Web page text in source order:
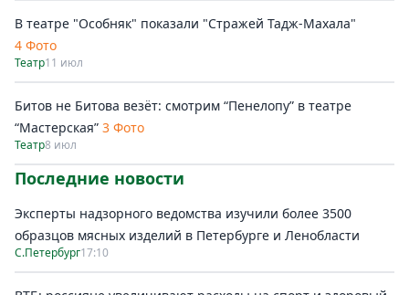
В театре "Особняк" показали "Стражей Тадж-Махала"
4 Фото
Театр11 июл
Битов не Битова везёт: смотрим “Пенелопу” в театре
“Мастерская” 3 Фото
Театр8 июл
Последние новости
Эксперты надзорного ведомства изучили более 3500
образцов мясных изделий в Петербурге и Ленобласти
С.Петербург17:10